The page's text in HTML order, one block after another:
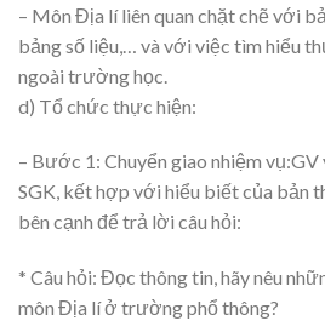
– Môn Địa lí liên quan chặt chẽ với
bảng số liệu,… và với việc tìm hiểu
ngoài trường học.
d) Tổ chức thực hiện:
– Bước 1: Chuyển giao nhiệm
SGK, kết hợp với hiểu biết của bản
bên cạnh để trả lời câu hỏi:
* Câu hỏi: Đọc thông tin, hãy nêu
môn Địa lí ở trường phổ thông?